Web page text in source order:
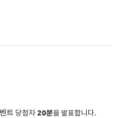
트 당첨자 20분을 발표합니다.